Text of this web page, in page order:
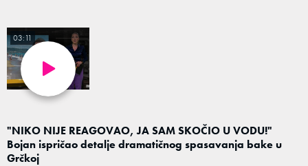
"NIKO NIJE REAGOVAO, JA SAM SKOČIO U VODU!"
Bojan ispričao detalje dramatičnog spasavanja bake u
Grčkoj
03:11